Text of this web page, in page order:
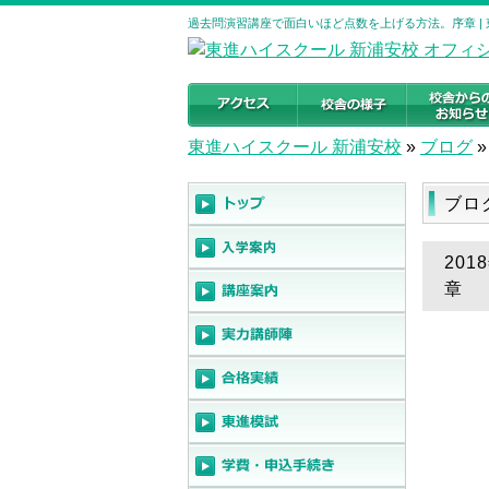
過去問演習講座で面白いほど点数を上げる方法。序章
東進ハイスクール 新浦安校 » ブログ »
ブロ
章